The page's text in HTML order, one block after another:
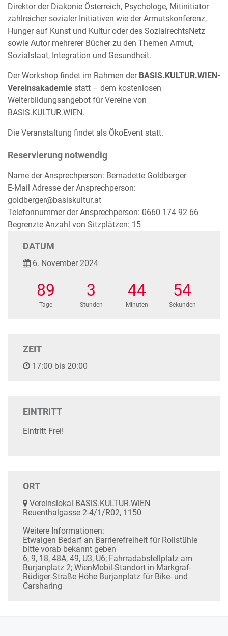
Direktor der Diakonie Österreich, Psychologe, Mitinitiator
zahlreicher sozialer Initiativen wie der Armutskonferenz,
Hunger auf Kunst und Kultur oder des SozialrechtsNetz
sowie Autor mehrerer Bücher zu den Themen Armut,
Sozialstaat, Integration und Gesundheit.
Der Workshop findet im Rahmen der BASIS.KULTUR.WIEN-
Vereinsakademie statt – dem kostenlosen
Weiterbildungsangebot für Vereine von
BASIS.KULTUR.WIEN.
Die Veranstaltung findet als ÖkoEvent statt.
Reservierung notwendig
Name der Ansprechperson: Bernadette Goldberger
E-Mail Adresse der Ansprechperson:
goldberger@basiskultur.at
Telefonnummer der Ansprechperson: 0660 174 92 66
Begrenzte Anzahl von Sitzplätzen: 15
DATUM
6. November 2024
89
Tage
3
Stunden
44
Minuten
54
Sekunden
ZEIT
17:00 bis 20:00
EINTRITT
Eintritt Frei!
ORT
Vereinslokal BASiS.KULTUR.WiEN
Reuenthalgasse 2-4/1/R02, 1150
Weitere Informationen:
Etwaigen Bedarf an Barrierefreiheit für Rollstühle
bitte vorab bekannt geben
6, 9, 18, 48A, 49, U3, U6; Fahrradabstellplatz am
Burjanplatz 2; WienMobil-Standort in Markgraf-
Rüdiger-Straße Höhe Burjanplatz für Bike- und
Carsharing